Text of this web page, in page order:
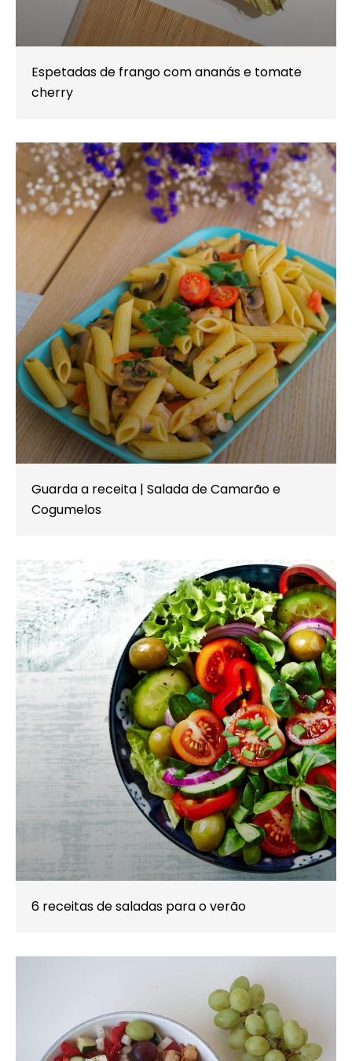
Espetadas de frango com ananás e tomate
cherry
Guarda a receita | Salada de Camarão e
Cogumelos
6 receitas de saladas para o verão